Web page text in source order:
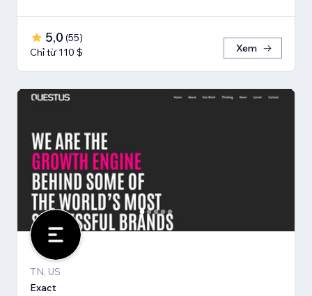
5,0 (55)
Chỉ từ 110 $
Xem
TN, US
Exact